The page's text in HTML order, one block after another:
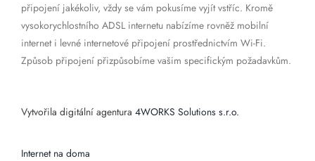
připojení jakékoliv, vždy se vám pokusíme vyjít vstříc. Kromě
vysokorychlostního ADSL internetu nabízíme rovněž mobilní
internet i levné internetové připojení prostřednictvím Wi-Fi.
Způsob připojení přizpůsobíme vašim specifickým požadavkům.
Vytvořila digitální agentura 4WORKS Solutions s.r.o.
Internet na doma